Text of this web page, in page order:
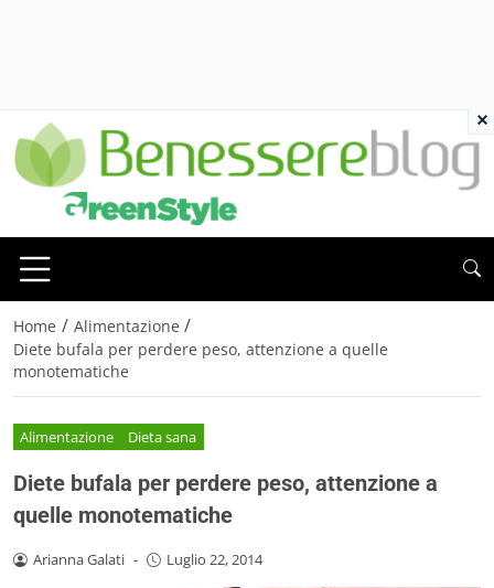
Home / Alimentazione /
Diete bufala per perdere peso, attenzione a quelle
monotematiche
Alimentazione Dieta sana
Diete bufala per perdere peso, attenzione a
quelle monotematiche
Arianna Galati - Luglio 22, 2014
×